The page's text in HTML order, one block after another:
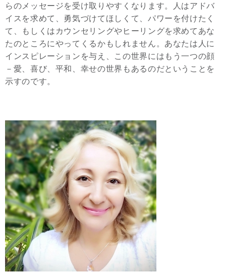
らのメッセージを受け取りやすくなります。人はアドバ
イスを求めて、勇気づけてほしくて、パワーを付けたく
て、もしくはカウンセリングやヒーリングを求めてあな
たのところにやってくるかもしれません。あなたは人に
インスピレーションを与え、この世界にはもう一つの顔
－愛、喜び、平和、幸せの世界もあるのだということを
示すのです。